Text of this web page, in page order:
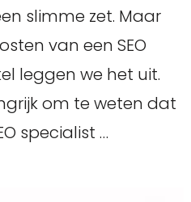
slimme zet. Maar
van een SEO
leggen we het uit.
om te weten dat
specialist …